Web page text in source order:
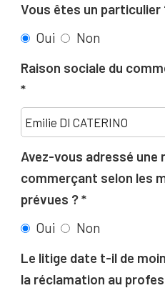
Vous êtes un particulier
Oui
Non
Raison sociale du
Avez-vous adressé
commerçant selon les
prévues ?
Oui
Non
Le litige date t-il de
la réclamation au